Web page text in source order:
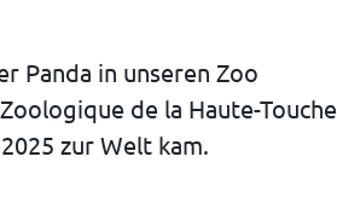
Panda in unseren Zoo
de la Haute-Touche
zur Welt kam.